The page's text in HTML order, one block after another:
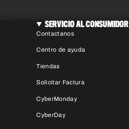
SERVICIO AL CONSUMIDOR
Contactanos
Centro de ayuda
Tiendas
Solicitar Factura
CyberMonday
CyberDay